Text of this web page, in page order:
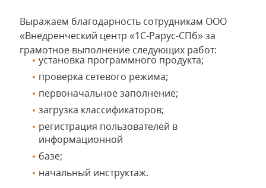
Выражаем благодарность сотрудникам ООО
«Внедренческий центр «1С-Рарус-СПб» за
грамотное выполнение следующих работ:
установка программного продукта;
проверка сетевого режима;
первоначальное заполнение;
загрузка классификаторов;
регистрация пользователей в
информационной
базе;
начальный инструктаж.